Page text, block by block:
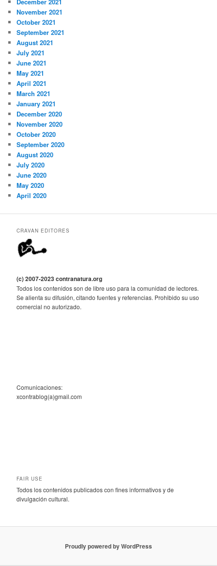
November 2021
October 2021
September 2021
August 2021
July 2021
June 2021
May 2021
April 2021
March 2021
January 2021
December 2020
November 2020
October 2020
September 2020
August 2020
July 2020
June 2020
May 2020
April 2020
CRAVAN EDITORES
(c) 2007-2023 contranatura.org
Todos los contenidos son de libre uso para la comunidad de lectores.
Se alienta su difusión, citando fuentes y referencias. Prohibido su uso
comercial no autorizado.
Comunicaciones:
xcontrablog(a)gmail.com
FAIR USE
Todos los contenidos publicados con fines informativos y de
divulgación cultural.
Proudly powered by WordPress